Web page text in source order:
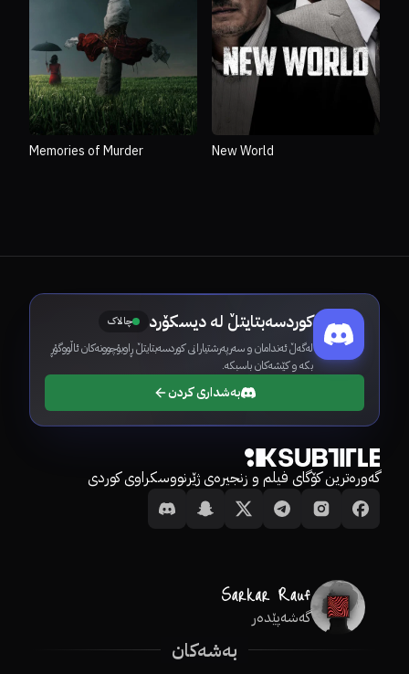
Memories of Murder New World
کوردسەبتایتڵ لە دیسکۆرد چالاک
لەگەڵ ئەندامان و سەرپەرشتیارانی کوردسەبتایتڵ ڕاوبۆچوونەکان ئاڵووگۆڕ
بکە و کێشەکان باسبکە.
بەشداری کردن
گەورەترین کۆگای فیلم و زنجیرەی ژێرنووسکراوی کوردی
گەشەپێدەر
بەشەکان